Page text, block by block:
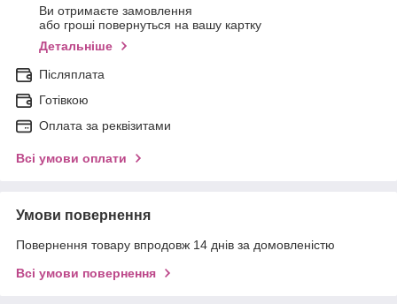
Ви отримаєте замовлення
або гроші повернуться на вашу картку
Детальніше
Післяплата
Готівкою
Оплата за реквізитами
Всі умови оплати
Умови повернення
Повернення товару впродовж 14 днів за домовленістю
Всі умови повернення